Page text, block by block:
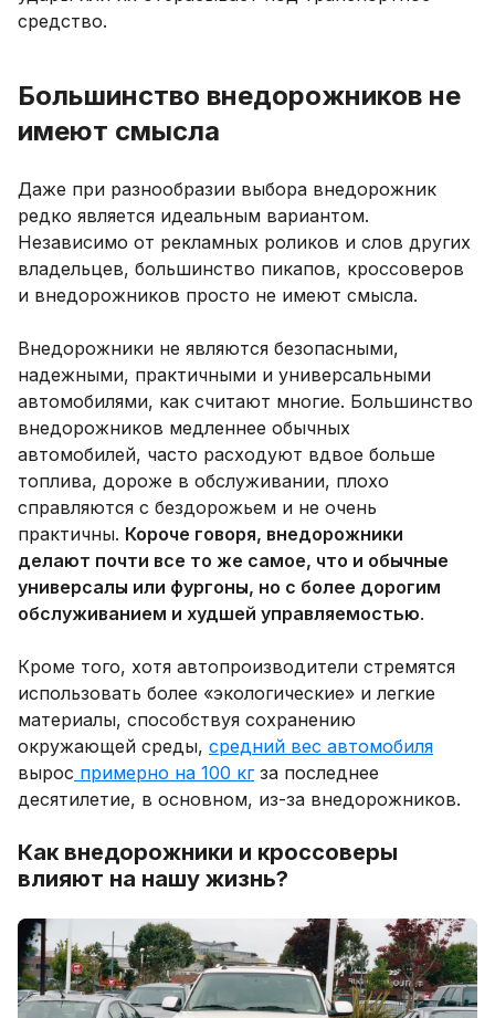
средство.
Большинство внедорожников не
имеют смысла
Даже при разнообразии выбора внедорожник
редко является идеальным вариантом.
Независимо от рекламных роликов и слов других
владельцев, большинство пикапов, кроссоверов
и внедорожников просто не имеют смысла.
Внедорожники не являются безопасными,
надежными, практичными и универсальными
автомобилями, как считают многие. Большинство
внедорожников медленнее обычных
автомобилей, часто расходуют вдвое больше
топлива, дороже в обслуживании, плохо
справляются с бездорожьем и не очень
практичны. Короче говоря, внедорожники
делают почти все то же самое, что и обычные
универсалы или фургоны, но с более дорогим
обслуживанием и худшей управляемостью.
Кроме того, хотя автопроизводители стремятся
использовать более «экологические» и легкие
материалы, способствуя сохранению
окружающей среды, средний вес автомобиля
вырос примерно на 100 кгза последнее
десятилетие, в основном, из-за внедорожников.
Как внедорожники и кроссоверы
влияют на нашу жизнь?